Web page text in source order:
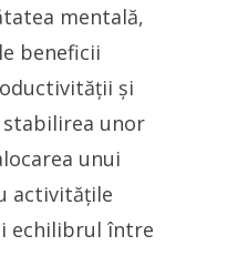
mentală,
beneficii
și
stabilirea unor
unui
activitățile
echilibrul între